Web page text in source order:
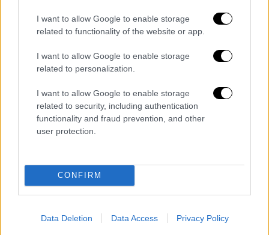
I want to allow Google to enable storage
related to functionality of the website or app.
I want to allow Google to enable storage
related to personalization.
I want to allow Google to enable storage
related to security, including authentication
functionality and fraud prevention, and other
user protection.
CONFIRM
Data Deletion Data Access Privacy Policy
Σινεμά|16.04.2022 19:45
Η πολυβραβευμένη σειρά «Atlanta»
παρουσιάζει με ρεαλιστικό, σύγχρονο και
αλλά και κοινωνικά θέματα